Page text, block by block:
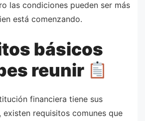
las condiciones pueden ser más
está comenzando.
básicos
reunir
financiera tiene sus
requisitos comunes que